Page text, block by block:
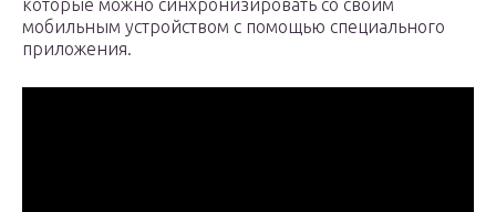
которые можно синхронизировать со своим
мобильным устройством с помощью специального
приложения.